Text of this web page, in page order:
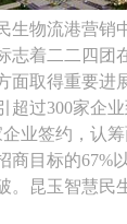
生物流港营销
志着二二四团
面取得重要进
超过300家企
业签约，认
商目标的67%
。昆玉智慧民